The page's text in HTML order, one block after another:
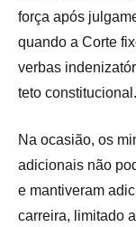
força após
quando a Corte
verbas
teto constitucional.
Na ocasião, os
adicionais não
e mantiveram
carreira, limitado